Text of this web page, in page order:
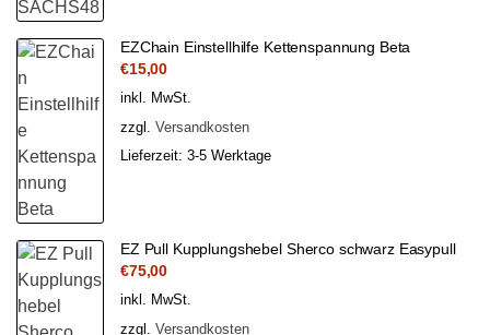
EZChain Einstellhilfe Kettenspannung Beta
€15,00
inkl. MwSt.
zzgl. Versandkosten
Lieferzeit: 3-5 Werktage
EZ Pull Kupplungshebel Sherco schwarz Easypull
€75,00
inkl. MwSt.
zzgl. Versandkosten